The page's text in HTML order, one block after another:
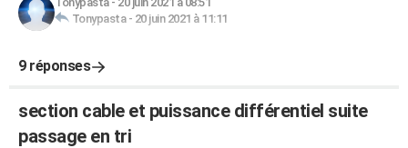
Tonypasta- 20 juin 2021 à 11:11
9 réponses
section cable et puissance différentiel suite
passage en tri